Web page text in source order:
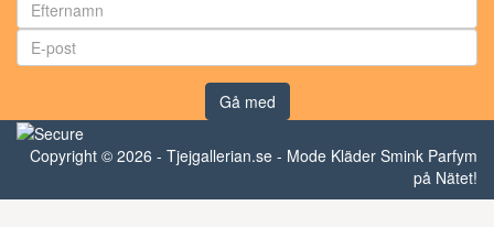
Gå med
Copyright © 2026 - Tjejgallerian.se - Mode Kläder Smink Parfym
på Nätet!